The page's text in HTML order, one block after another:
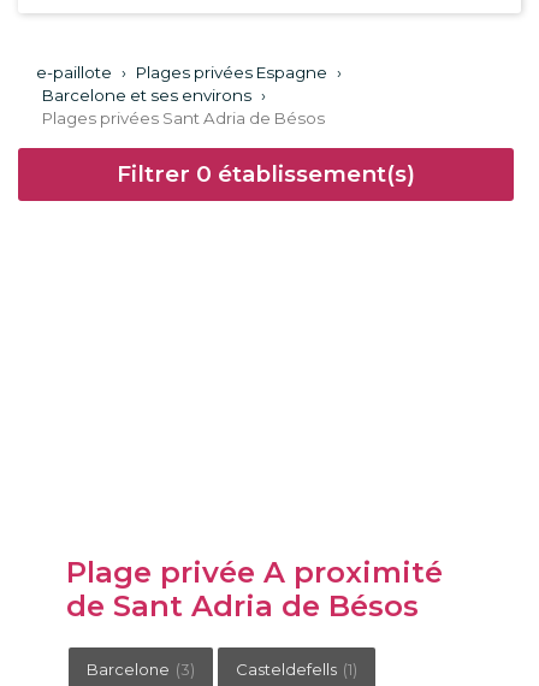
e-paillote › Plages privées Espagne ›
Barcelone et ses environs ›
Plages privées Sant Adria de Bésos
Filtrer 0 établissement(s)
Plage privée A proximité
de Sant Adria de Bésos
Barcelone (3) Casteldefells (1)